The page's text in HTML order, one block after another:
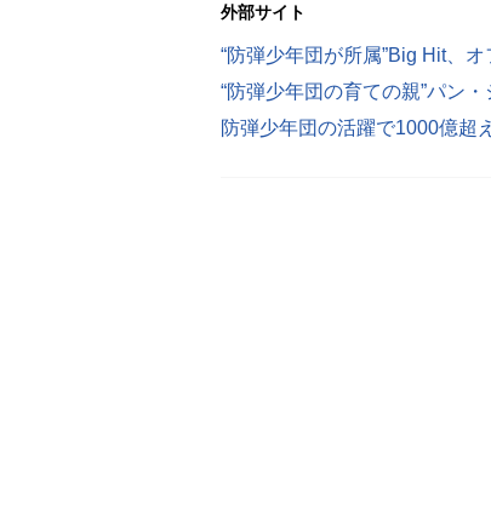
外部サイト
“防弾少年団が所属”Big Hit、
“防弾少年団の育ての親”パン
防弾少年団の活躍で1000億